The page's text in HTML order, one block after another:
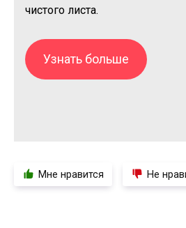
чистого листа.
Узнать больше
Мне нравится Не